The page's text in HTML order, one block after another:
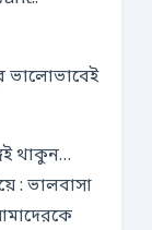
থাকুন…
: ভালবাসা